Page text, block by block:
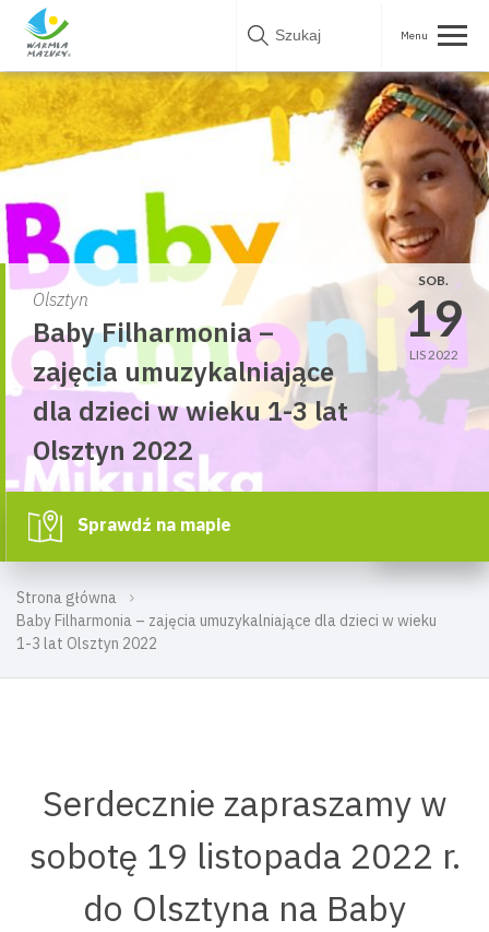
Skip
Strona główna
Baby Filharmonia – zajęcia umuzykalniające dla dzieci w wieku
1-3 lat Olsztyn 2022
Olsztyn
Baby Filharmonia –
zajęcia umuzykalniające
dla dzieci w wieku 1-3 lat
Olsztyn 2022
SOB.
19
LIS 2022
Sprawdź na mapie
Serdecznie zapraszamy w
sobotę 19 listopada 2022 r.
do Olsztyna na Baby